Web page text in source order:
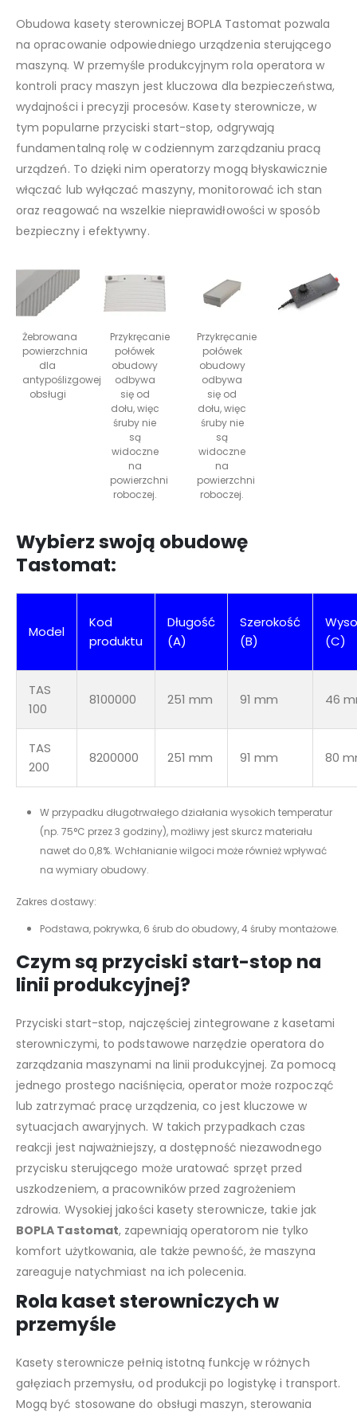
Obudowa kasety sterowniczej BOPLA Tastomat pozwala
na opracowanie odpowiedniego urządzenia sterującego
maszyną. W przemyśle produkcyjnym rola operatora w
kontroli pracy maszyn jest kluczowa dla bezpieczeństwa,
wydajności i precyzji procesów. Kasety sterownicze, w
tym popularne przyciski start-stop, odgrywają
fundamentalną rolę w codziennym zarządzaniu pracą
urządzeń. To dzięki nim operatorzy mogą błyskawicznie
włączać lub wyłączać maszyny, monitorować ich stan
oraz reagować na wszelkie nieprawidłowości w sposób
bezpieczny i efektywny.
Żebrowana
powierzchnia
dla
antypoślizgowej
obsługi
Przykręcanie
połówek
obudowy
odbywa
się od
dołu, więc
śruby nie
są
widoczne
na
powierzchni
roboczej.
Przykręcanie
połówek
obudowy
odbywa
się od
dołu, więc
śruby nie
są
widoczne
na
powierzchni
roboczej.
Wybierz swoją obudowę
Tastomat:
Model
Kod
produktu
Długość
(A)
Szerokość
(B)
(C)
TAS
100
8100000 251 mm 91 mm 46
TAS
200
8200000 251 mm 91 mm 80
W przypadku długotrwałego działania wysokich temperatur
(np. 75°C przez 3 godziny), możliwy jest skurcz materiału
nawet do 0,8%. Wchłanianie wilgoci może również wpływać
na wymiary obudowy.
Zakres dostawy:
Podstawa, pokrywka, 6 śrub do obudowy, 4 śruby montażowe.
Czym są przyciski start-stop na
linii produkcyjnej?
Przyciski start-stop, najczęściej zintegrowane z kasetami
sterowniczymi, to podstawowe narzędzie operatora do
zarządzania maszynami na linii produkcyjnej. Za pomocą
jednego prostego naciśnięcia, operator może rozpocząć
lub zatrzymać pracę urządzenia, co jest kluczowe w
sytuacjach awaryjnych. W takich przypadkach czas
reakcji jest najważniejszy, a dostępność niezawodnego
przycisku sterującego może uratować sprzęt przed
uszkodzeniem, a pracowników przed zagrożeniem
zdrowia. Wysokiej jakości kasety sterownicze, takie jak
BOPLA Tastomat, zapewniają operatorom nie tylko
komfort użytkowania, ale także pewność, że maszyna
zareaguje natychmiast na ich polecenia.
Rola kaset sterowniczych w
przemyśle
Kasety sterownicze pełnią istotną funkcję w różnych
gałęziach przemysłu, od produkcji po logistykę i transport.
Mogą być stosowane do obsługi maszyn, sterowania